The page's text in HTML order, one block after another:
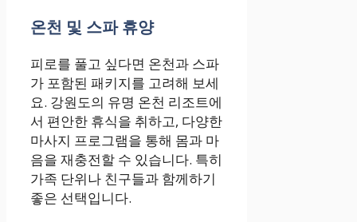
온천 및 스파 휴양
피로를 풀고 싶다면 온천과 스파
가 포함된 패키지를 고려해 보세
요. 강원도의 유명 온천 리조트에
서 편안한 휴식을 취하고, 다양한
마사지 프로그램을 통해 몸과 마
음을 재충전할 수 있습니다. 특히
가족 단위나 친구들과 함께하기
좋은 선택입니다.